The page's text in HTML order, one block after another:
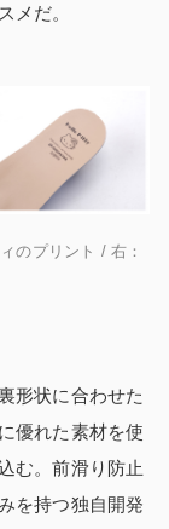
メだ。
のプリント / 右：
形状に合わせた
優れた素材を使
む。前滑り防止
を持つ独自開発